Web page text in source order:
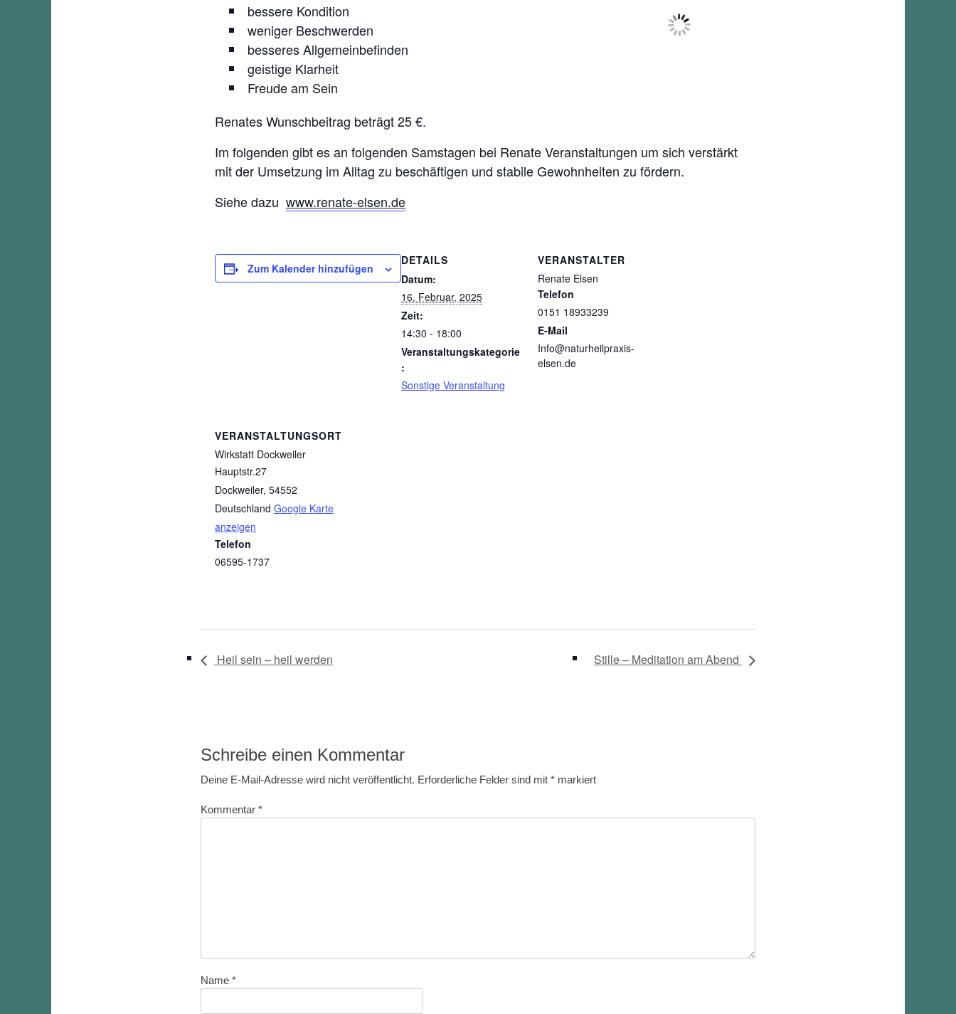
bessere Kondition
weniger Beschwerden
besseres Allgemeinbefinden
geistige Klarheit
Freude am Sein
Renates Wunschbeitrag beträgt 25 €.
Im folgenden gibt es an folgenden Samstagen bei Renate Veranstaltungen um sich verstärkt
mit der Umsetzung im Alltag zu beschäftigen und stabile Gewohnheiten zu fördern.
Siehe dazu www.renate-elsen.de
Zum Kalender hinzufügen
DETAILS
Datum:
16. Februar, 2025
Zeit:
14:30 - 18:00
Veranstaltungskategorie
:
Sonstige Veranstaltung
VERANSTALTER
Renate Elsen
Telefon
0151 18933239
E-Mail
Info@naturheilpraxis-
elsen.de
VERANSTALTUNGSORT
Wirkstatt Dockweiler
Hauptstr.27
Dockweiler, 54552
Deutschland Google Karte
anzeigen
Telefon
06595-1737
Heil sein – heil werden Stille – Meditation am Abend
Schreibe einen Kommentar
Deine E-Mail-Adresse wird nicht veröffentlicht. Erforderliche Felder sind mit * markiert
Kommentar *
Name *